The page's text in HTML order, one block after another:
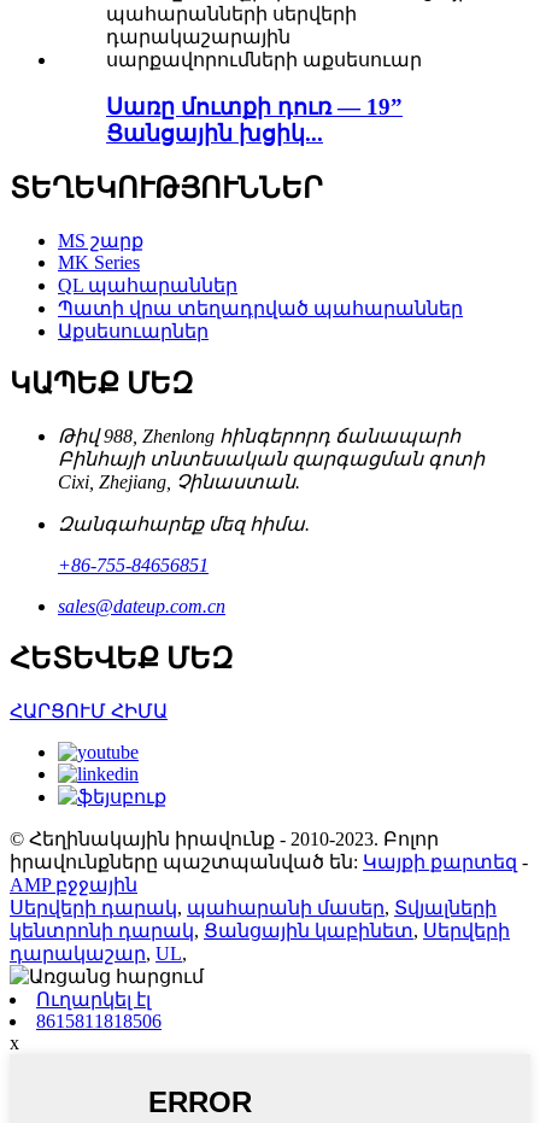
Սառը մուտքի դուռ — 19”
Ցանցային խցիկ...
ՏԵՂԵԿՈՒԹՅՈՒՆՆԵՐ
MS շարք
MK Series
QL պահարաններ
Պատի վրա տեղադրված պահարաններ
Աքսեսուարներ
ԿԱՊԵՔ ՄԵԶ
Թիվ 988, Zhenlong հինգերորդ ճանապարհ
Բինհայի տնտեսական զարգացման գոտի
Cixi, Zhejiang, Չինաստան.
Զանգահարեք մեզ հիմա.
+86-755-84656851
sales@dateup.com.cn
ՀԵՏԵՎԵՔ ՄԵԶ
ՀԱՐՑՈՒՄ ՀԻՄԱ
© Հեղինակային իրավունք - 2010-2023. Բոլոր
իրավունքները պաշտպանված են: Կայքի քարտեզ -
AMP բջջային
Սերվերի դարակ, պահարանի մասեր, Տվյալների
կենտրոնի դարակ, Ցանցային կաբինետ, Սերվերի
դարակաշար, UL,
Ուղարկել էլ
8615811818506
x